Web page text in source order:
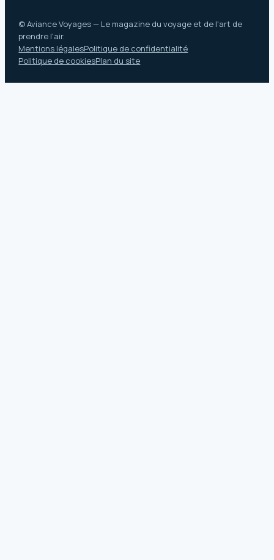
© Aviance Voyages — Le magazine du voyage et de l'art de
prendre l'air.
Mentions légalesPolitique de confidentialité
Politique de cookiesPlan du site